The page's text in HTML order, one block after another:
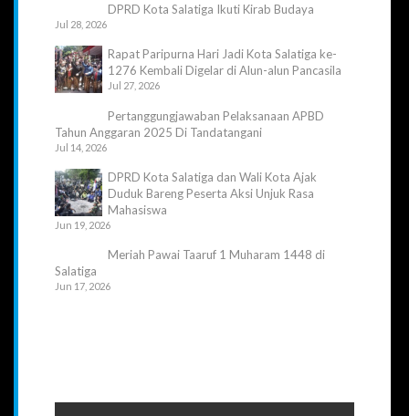
DPRD Kota Salatiga Ikuti Kirab Budaya
Jul 28, 2026
Rapat Paripurna Hari Jadi Kota Salatiga ke-
1276 Kembali Digelar di Alun-alun Pancasila
Jul 27, 2026
Pertanggungjawaban Pelaksanaan APBD
Tahun Anggaran 2025 Di Tandatangani
Jul 14, 2026
DPRD Kota Salatiga dan Wali Kota Ajak
Duduk Bareng Peserta Aksi Unjuk Rasa
Mahasiswa
Jun 19, 2026
Meriah Pawai Taaruf 1 Muharam 1448 di
Salatiga
Jun 17, 2026